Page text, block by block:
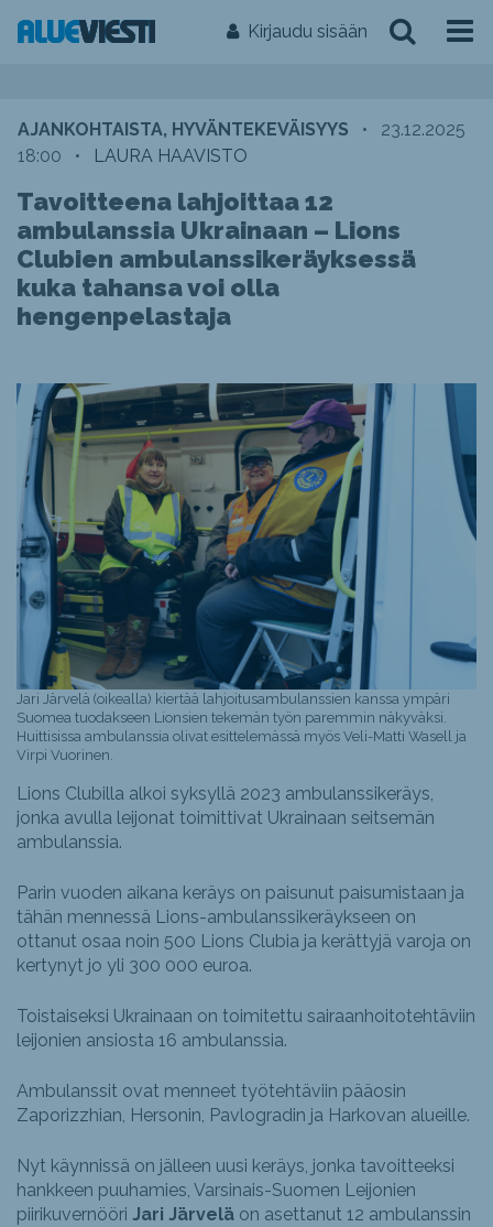
Kirjaudu sisään
AJANKOHTAISTA, HYVÄNTEKEVÄISYYS •
23.12.2025
18:00
• LAURA HAAVISTO
Tavoitteena lahjoittaa 12
ambulanssia Ukrainaan – Lions
Clubien ambulanssikeräyksessä
kuka tahansa voi olla
hengenpelastaja
Jari Järvelä (oikealla) kiertää lahjoitusambulanssien kanssa ympäri
Suomea tuodakseen Lionsien tekemän työn paremmin näkyväksi.
Huittisissa ambulanssia olivat esittelemässä myös Veli-Matti Wasell ja
Virpi Vuorinen.
Lions Clubilla alkoi syksyllä 2023 ambulanssikeräys,
jonka avulla leijonat toimittivat Ukrainaan seitsemän
ambulanssia.
Parin vuoden aikana keräys on paisunut paisumistaan ja
tähän mennessä Lions-ambulanssikeräykseen on
ottanut osaa noin 500 Lions Clubia ja kerättyjä varoja on
kertynyt jo yli 300 000 euroa.
Toistaiseksi Ukrainaan on toimitettu sairaanhoitotehtäviin
leijonien ansiosta 16 ambulanssia.
Ambulanssit ovat menneet työtehtäviin pääosin
Zaporizzhian, Hersonin, Pavlogradin ja Harkovan alueille.
Nyt käynnissä on jälleen uusi keräys, jonka tavoitteeksi
hankkeen puuhamies, Varsinais-Suomen Leijonien
piirikuvernööri Jari Järvelä on asettanut 12 ambulanssin